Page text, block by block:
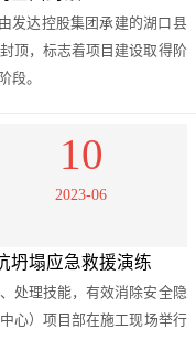
发达控股集团承建的湖口县
顶，标志着项目建设取得阶
段。
10
2023-06
坍塌应急救援演练
处理技能，有效消除安全隐
心）项目部在施工现场举行